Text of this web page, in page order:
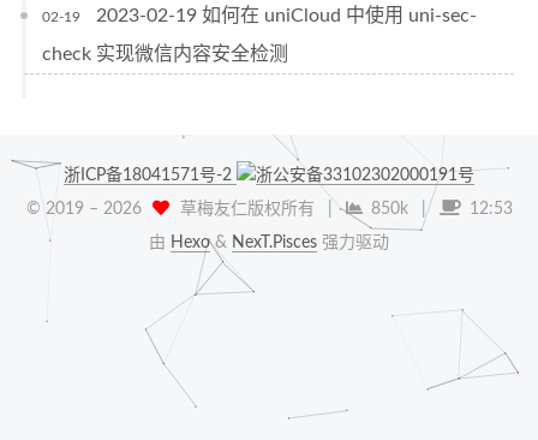
02-19
2023-02-19 如何在 uniCloud 中使用 uni-sec-
check 实现微信内容安全检测
浙ICP备18041571号-2
浙公安备33102302000191号
© 2019 – 2026 草梅友仁版权所有 850k
12:53
由 Hexo& NexT.Pisces 强力驱动